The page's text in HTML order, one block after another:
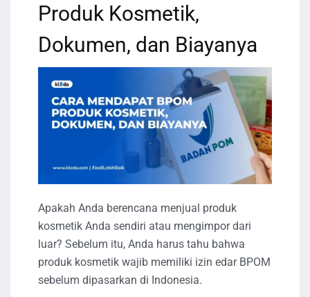
Produk Kosmetik,
Dokumen, dan Biayanya
Apakah Anda berencana menjual produk
kosmetik Anda sendiri atau mengimpor dari
luar? Sebelum itu, Anda harus tahu bahwa
produk kosmetik wajib memiliki izin edar BPOM
sebelum dipasarkan di Indonesia.